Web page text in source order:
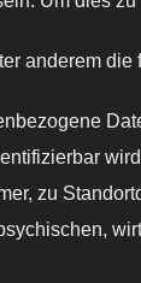
anderem die
zu